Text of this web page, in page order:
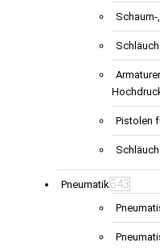
Schaum-
Pistolen
Pneumatik 543